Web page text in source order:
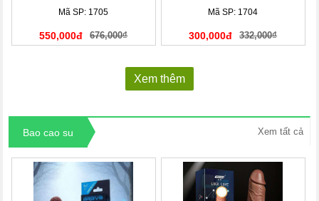
Mã SP: 1705
550,000đ 676,000₫
Mã SP: 1704
300,000đ 332,000₫
Xem thêm
Bao cao su Xem tất cả